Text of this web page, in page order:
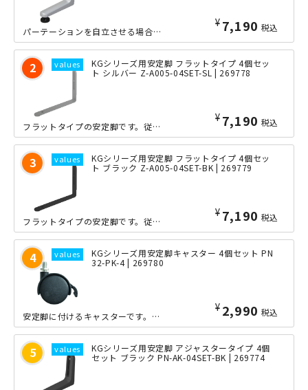
¥ 7,190 税込
パーテーションを自立させる場合に必要な補助脚です。パネル1枚の場合、4個必要とな...
KGシリーズ用安定脚 フラットタイプ 4個セッ
ト シルバー Z-A005-04SET-SL | 269778
¥ 7,190 税込
フラットタイプの安定脚です。従来型と比較して脚部の高さを抑えたフラットな形状とな...
KGシリーズ用安定脚 フラットタイプ 4個セッ
ト ブラック Z-A005-04SET-BK | 269779
¥ 7,190 税込
フラットタイプの安定脚です。従来型と比較して脚部の高さを抑えたフラットな形状とな...
KGシリーズ用安定脚キャスター 4個セット PN
32-PK-4 | 269780
¥ 2,990 税込
安定脚に付けるキャスターです。安定脚1個ごとに1個必要です。なお、キャスターを使...
KGシリーズ用安定脚 アジャスタータイプ 4個
セット ブラック PN-AK-04SET-BK | 269774